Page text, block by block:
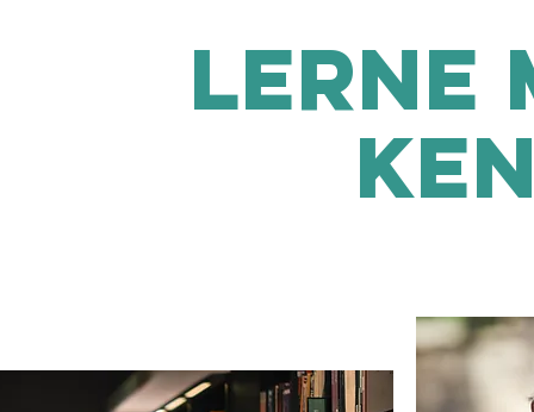
lerne